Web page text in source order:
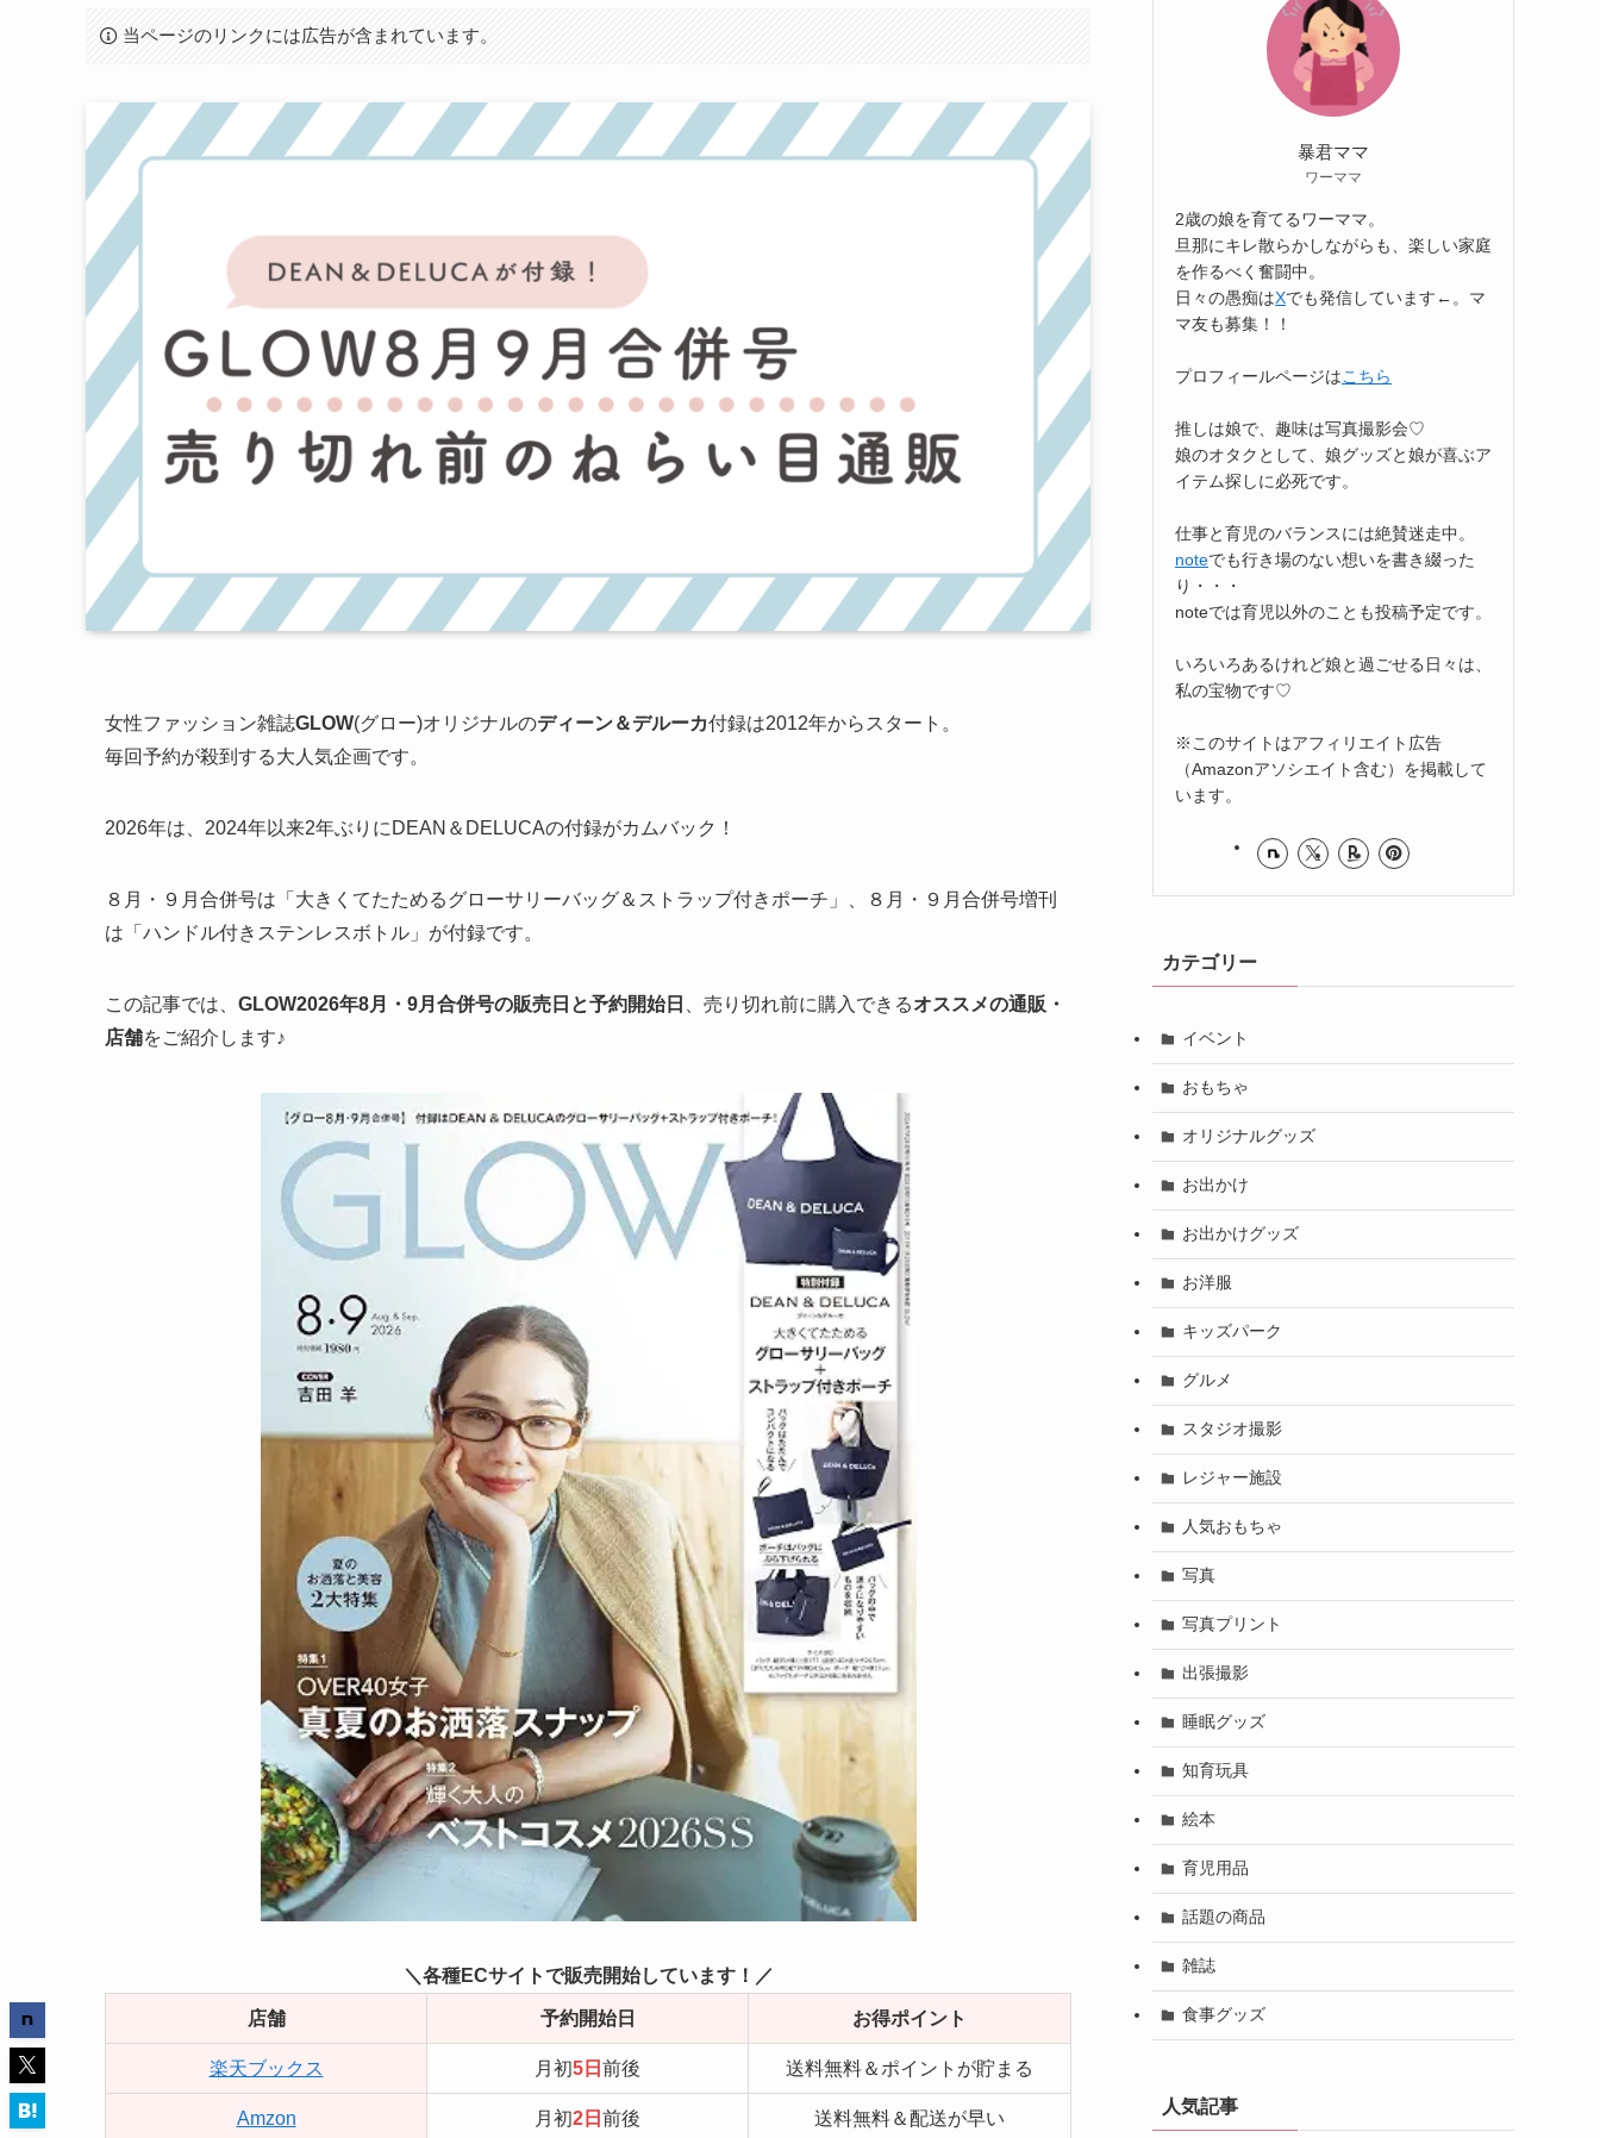
当ページのリンクには広告が含まれています。
女性ファッション雑誌GLOW(グロー)オリジナルのディーン＆デルーカ付録は2012年からスタート。
毎回予約が殺到する大人気企画です。
2026年は、2024年以来2年ぶりにDEAN＆DELUCAの付録がカムバック！
８月・９月合併号は「大きくてたためるグローサリーバッグ＆ストラップ付きポーチ」、８月・９月合併号増刊
は「ハンドル付きステンレスボトル」が付録です。
この記事では、 GLOW2026年8月・9月合併号の販売日と予約開始日 、売り切れ前に購入できるオススメの通販・
店舗をご紹介します♪
＼各種ECサイトで販売開始しています！／
店舗 予約開始日 お得ポイント
楽天ブックス 月初5日 前後 送料無料＆ポイントが貯まる
Amzon 月初2日 前後 送料無料＆配送が早い
暴君ママ
ワーママ
2歳の娘を育てるワーママ。
旦那にキレ散らかしながらも、楽しい家庭
を作るべく奮闘中。
日々の愚痴はXでも発信しています←。マ
マ友も募集！！
プロフィールページはこちら
推しは娘で、趣味は写真撮影会♡
娘のオタクとして、娘グッズと娘が喜ぶア
イテム探しに必死です。
仕事と育児のバランスには絶賛迷走中。
noteでも行き場のない想いを書き綴った
り・・・
noteでは育児以外のことも投稿予定です。
いろいろあるけれど娘と過ごせる日々は、
私の宝物です♡
※このサイトはアフィリエイト広告
（Amazonアソシエイト含む）を掲載して
います。
カテゴリー
イベント
おもちゃ
オリジナルグッズ
お出かけ
お出かけグッズ
お洋服
キッズパーク
グルメ
スタジオ撮影
レジャー施設
人気おもちゃ
写真
写真プリント
出張撮影
睡眠グッズ
知育玩具
絵本
育児用品
話題の商品
雑誌
食事グッズ
人気記事